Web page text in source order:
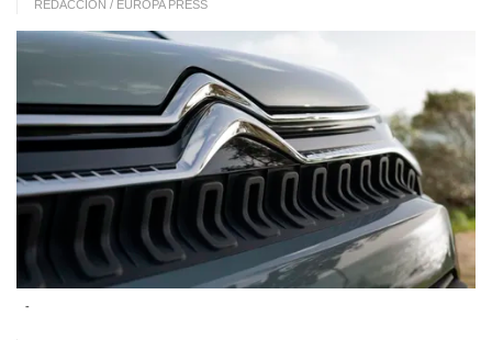
REDACCIÓN / EUROPA PRESS
-